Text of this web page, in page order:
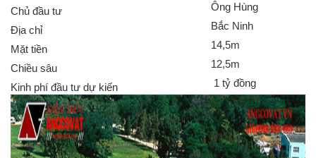
Chủ đầu tư
Ông Hùng
Địa chỉ
Bắc Ninh
Mặt tiền
14,5m
Chiều sâu
12,5m
Kinh phí đầu tư dự kiến
1 tỷ đồng